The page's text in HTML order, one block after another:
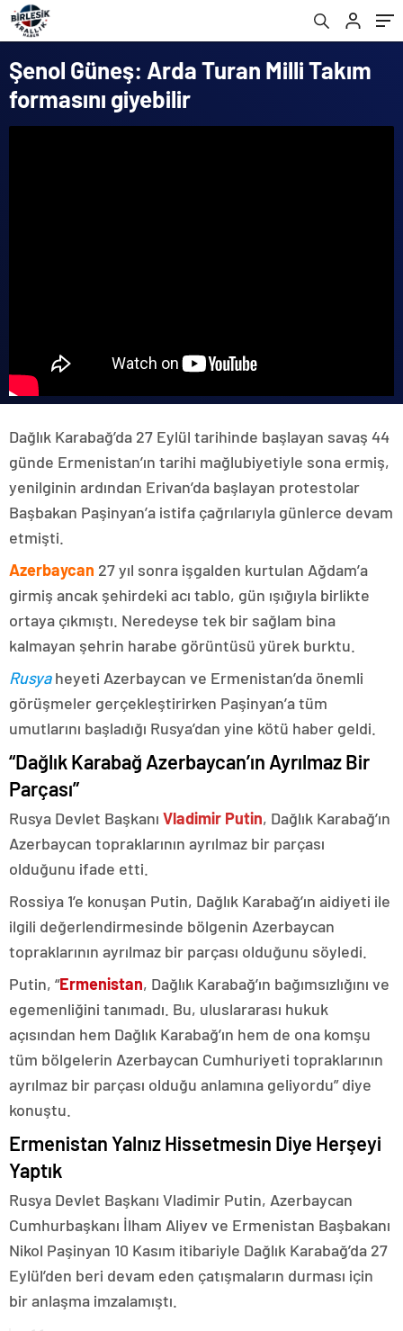
Şenol Güneş: Arda Turan Milli Takım
formasını giyebilir
Dağlık Karabağ’da 27 Eylül tarihinde başlayan savaş 44
günde Ermenistan’ın tarihi mağlubiyetiyle sona ermiş,
yenilginin ardından Erivan’da başlayan protestolar
Başbakan Paşinyan’a istifa çağrılarıyla günlerce devam
etmişti.
Azerbaycan 27 yıl sonra işgalden kurtulan Ağdam’a
girmiş ancak şehirdeki acı tablo, gün ışığıyla birlikte
ortaya çıkmıştı. Neredeyse tek bir sağlam bina
kalmayan şehrin harabe görüntüsü yürek burktu.
Rusyaheyeti Azerbaycan ve Ermenistan’da önemli
görüşmeler gerçekleştirirken Paşinyan’a tüm
umutlarını başladığı Rusya’dan yine kötü haber geldi.
“Dağlık Karabağ Azerbaycan’ın Ayrılmaz Bir
Parçası”
Rusya Devlet Başkanı Vladimir Putin, Dağlık Karabağ’ın
Azerbaycan topraklarının ayrılmaz bir parçası
olduğunu ifade etti.
Rossiya 1’e konuşan Putin, Dağlık Karabağ’ın aidiyeti ile
ilgili değerlendirmesinde bölgenin Azerbaycan
topraklarının ayrılmaz bir parçası olduğunu söyledi.
Putin, “Ermenistan, Dağlık Karabağ’ın bağımsızlığını ve
egemenliğini tanımadı. Bu, uluslararası hukuk
açısından hem Dağlık Karabağ’ın hem de ona komşu
tüm bölgelerin Azerbaycan Cumhuriyeti topraklarının
ayrılmaz bir parçası olduğu anlamına geliyordu” diye
konuştu.
Ermenistan Yalnız Hissetmesin Diye Herşeyi
Yaptık
Rusya Devlet Başkanı Vladimir Putin, Azerbaycan
Cumhurbaşkanı İlham Aliyev ve Ermenistan Başbakanı
Nikol Paşinyan 10 Kasım itibariyle Dağlık Karabağ’da 27
Eylül’den beri devam eden çatışmaların durması için
bir anlaşma imzalamıştı.